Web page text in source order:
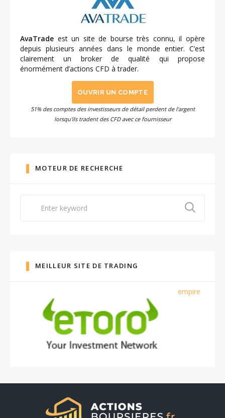
AvaTrade est un site de bourse très connu, il opère
depuis plusieurs années dans le monde entier. C’est
clairement un broker de qualité qui propose
énormément d’actions CFD à trader.
OUVRIR UN COMPTE
51% des comptes des investisseurs de détail perdent de l'argent
lorsqu'ils tradent des CFD avec ce fournisseur
MOTEUR DE RECHERCHE
MEILLEUR SITE DE TRADING
empire